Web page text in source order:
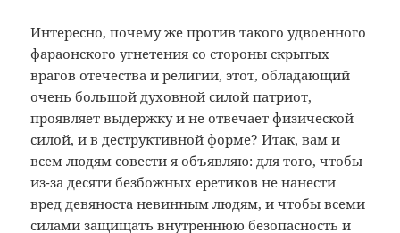
Интересно, почему же против такого удвоенного
фараонского угнетения со стороны скрытых
врагов отечества и религии, этот, обладающий
очень большой духовной силой патриот,
проявляет выдержку и не отвечает физической
силой, и в деструктивной форме? Итак, вам и
всем людям совести я объявляю: для того, чтобы
из-за десяти безбожных еретиков не нанести
вред девяноста невинным людям, и чтобы всеми
силами защищать внутреннюю безопасность и